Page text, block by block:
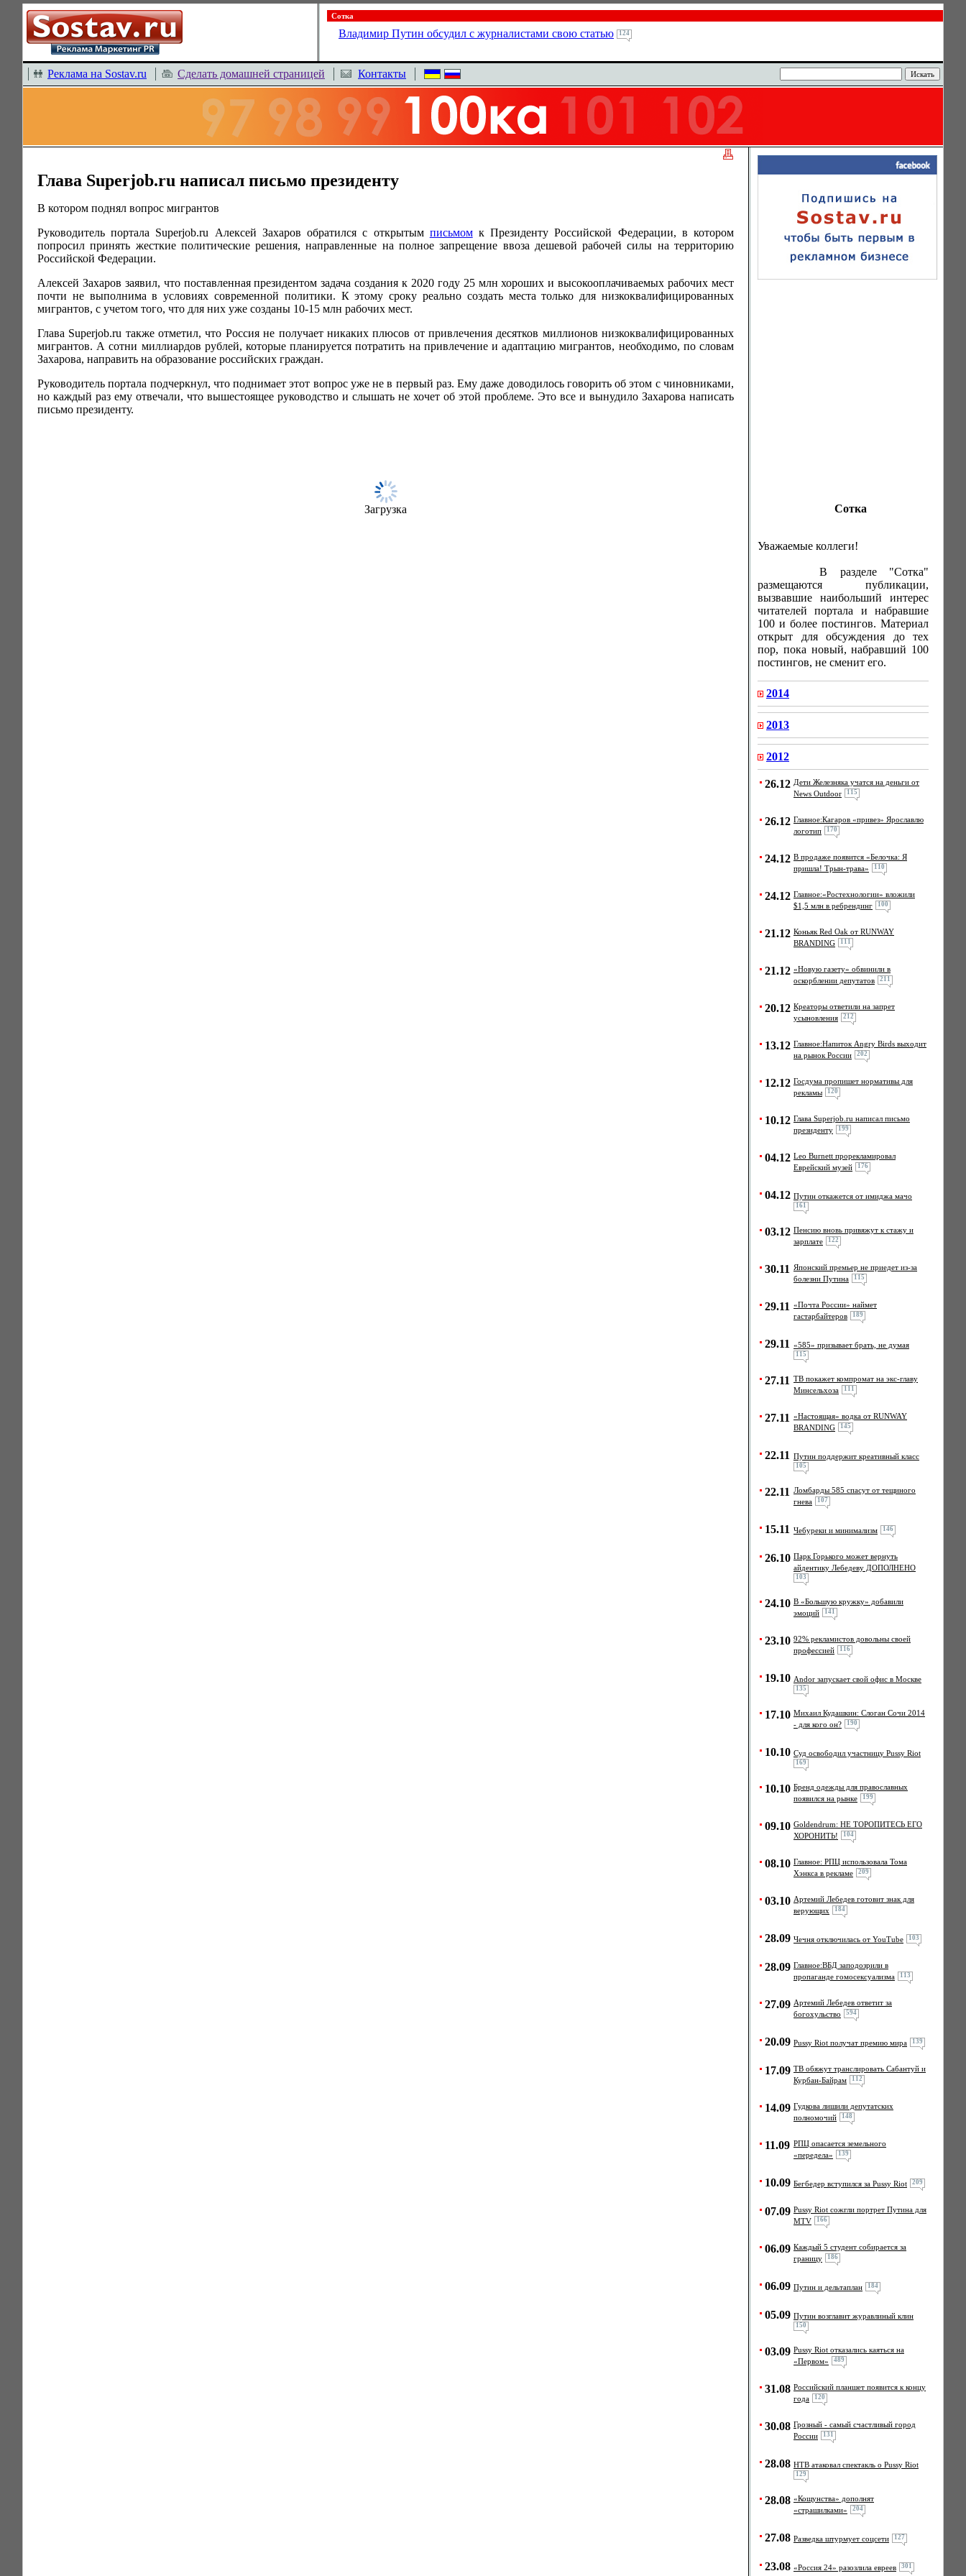
Сотка
Владимир Путин обсудил с журналистами свою статью 124
Реклама на Sostav.ru Сделать домашней страницей Контакты
Глава Superjob.ru написал письмо президенту
В котором поднял вопрос мигрантов
Руководитель портала Superjob.ru Алексей Захаров обратился с открытым письмомк Президенту Российской Федерации, в котором
попросил принять жесткие политические решения, направленные на полное запрещение ввоза дешевой рабочей силы на территорию
Российской Федерации.
Алексей Захаров заявил, что поставленная президентом задача создания к 2020 году 25 млн хороших и высокооплачиваемых рабочих мест
почти не выполнима в условиях современной политики. К этому сроку реально создать места только для низкоквалифицированных
мигрантов, с учетом того, что для них уже созданы 10-15 млн рабочих мест.
Глава Superjob.ru также отметил, что Россия не получает никаких плюсов от привлечения десятков миллионов низкоквалифицированных
мигрантов. А сотни миллиардов рублей, которые планируется потратить на привлечение и адаптацию мигрантов, необходимо, по словам
Захарова, направить на образование российских граждан.
Руководитель портала подчеркнул, что поднимает этот вопрос уже не в первый раз. Ему даже доводилось говорить об этом с чиновниками,
но каждый раз ему отвечали, что вышестоящее руководство и слышать не хочет об этой проблеме. Это все и вынудило Захарова написать
письмо президенту.
Загрузка Сотка
Уважаемые коллеги!
В разделе "Сотка"
размещаются публикации,
вызвавшие наибольший интерес
читателей портала и набравшие
100 и более постингов. Материал
открыт для обсуждения до тех
пор, пока новый, набравший 100
постингов, не сменит его.
2014
2013
2012
26.12 Дети Железняка учатся на деньги от
News Outdoor
115
26.12 Главное:Кагаров «привез» Ярославлю
логотип
170
24.12 В продаже появится «Белочка: Я
пришла! Трын-трава»
110
24.12 Главное:«Ростехнологии» вложили
$1,5 млн в ребрендинг
100
21.12 Коньяк Red Oak от RUNWAY
BRANDING
111
21.12 «Новую газету» обвинили в
оскорблении депутатов
211
20.12 Креаторы ответили на запрет
усыновления
212
13.12 Главное:Напиток Angry Birds выходит
на рынок России
202
12.12 Госдума пропишет нормативы для
рекламы
120
10.12 Глава Superjob.ru написал письмо
президенту
199
04.12 Leo Burnett прорекламировал
Еврейский музей
176
04.12 Путин откажется от имиджа мачо
161
03.12 Пенсию вновь привяжут к стажу и
зарплате
122
30.11
Японский премьер не приедет из-за
болезни Путина
115
29.11 «Почта России» наймет
гастарбайтеров
189
29.11 «585» призывает брать, не думая
115
27.11 ТВ покажет компромат на экс-главу
Минсельхоза
111
27.11 «Настоящая» водка от RUNWAY
BRANDING
145
22.11 Путин поддержит креативный класс
105
22.11 Ломбарды 585 спасут от тещиного
гнева
107
15.11 Чебуреки и минимализм 146
26.10 Парк Горького может вернуть
айдентику Лебедеву ДОПОЛНЕНО
103
24.10 В «Большую кружку» добавили
эмоций
141
23.10 92% рекламистов довольны своей
профессией
116
19.10 Andor запускает свой офис в Москве
135
17.10 Михаил Кудашкин: Слоган Сочи 2014
- для кого он?
190
10.10 Cуд освободил участницу Pussy Riot
169
10.10 Бренд одежды для православных
появился на рынке
199
09.10 Goldendrum: НЕ ТОРОПИТЕСЬ ЕГО
ХОРОНИТЬ!
104
08.10 Главное: РПЦ использовала Тома
Хэнкса в рекламе
209
03.10 Артемий Лебедев готовит знак для
верующих
184
28.09 Чечня отключилась от YouTube 103
28.09 Главное:ВБД заподозрили в
пропаганде гомосексуализма
113
27.09 Артемий Лебедев ответит за
богохульство
594
20.09 Pussy Riot получат премию мира 139
17.09 ТВ обяжут транслировать Сабантуй и
Курбан-Байрам
112
14.09 Гудкова лишили депутатских
полномочий
148
11.09 РПЦ опасается земельного
«передела»
139
10.09 Бегбедер вступился за Pussy Riot 209
07.09 Pussy Riot сожгли портрет Путина для
MTV
166
06.09 Каждый 5 студент собирается за
границу
186
06.09 Путин и дельтаплан 184
05.09 Путин возглавит журавлиный клин
150
03.09 Pussy Riot отказались каяться на
«Первом»
489
31.08 Российский планшет появится к концу
года
120
30.08 Грозный - самый счастливый город
России
131
28.08 НТВ атаковал спектакль о Pussy Riot
129
28.08 «Кощунства» дополнят
«страшилками»
204
27.08 Разведка штурмует соцсети 127
23.08 «Россия 24» разозлила евреев 301